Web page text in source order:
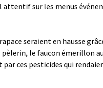
attentif sur les menus
seraient en hausse
le faucon émerillon
ces pesticides qui